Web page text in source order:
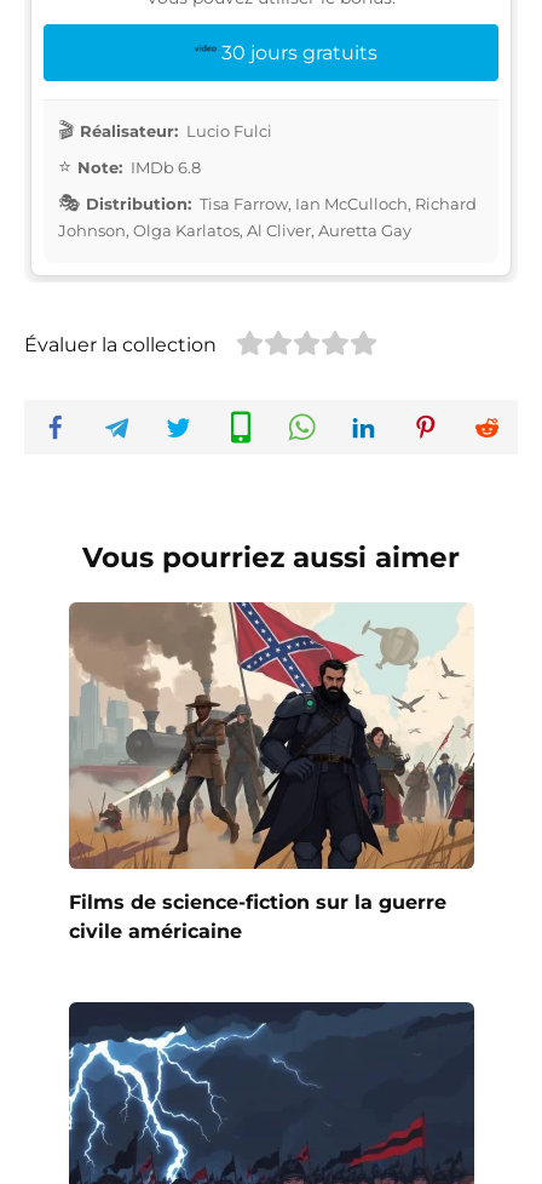
30 jours gratuits
Réalisateur: Lucio Fulci
Note: IMDb 6.8
Distribution: Tisa Farrow, Ian McCulloch, Richard
Johnson, Olga Karlatos, Al Cliver, Auretta Gay
Évaluer la collection
Vous pourriez aussi aimer
Films de science-fiction sur la guerre
civile américaine